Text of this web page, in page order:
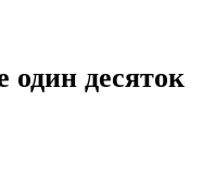
десяток